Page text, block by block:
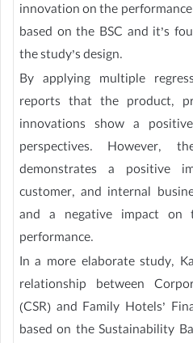
innovation on the
based on the BSC and it’s
the study’s design.
By applying multiple
reports that the product,
innovations show a
perspectives. However,
demonstrates a positive
customer, and internal
and a negative impact on
performance.
In a more elaborate study,
relationship between
(CSR) and Family Hotels’
based on the Sustainability